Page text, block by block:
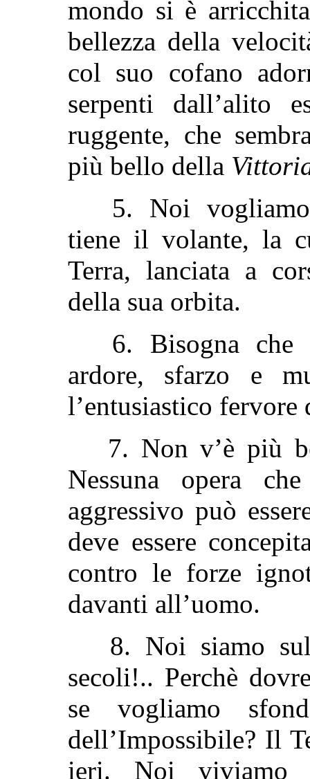
mondo si è
bellezza della
col suo cofano
serpenti dall’alito
ruggente, che
più bello della
5. Noi
tiene il volante, la
Terra, lanciata a
della sua orbita.
6. Bisogna
ardore, sfarzo e
l’entusiastico
7. Non v’è più
Nessuna opera
aggressivo può
deve essere
contro le forze
davanti all’uomo.
8. Noi siamo
secoli!.. Perchè
se vogliamo
dell’Impossibile? Il
ieri. Noi viviamo